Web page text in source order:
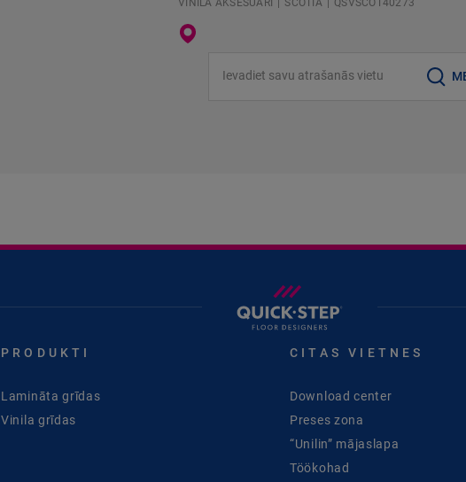
PRODUKTI
Lamināta grīdas
Vinila grīdas
CITAS VIETNES
Download center
Preses zona
“Unilin” mājaslapa
Töökohad